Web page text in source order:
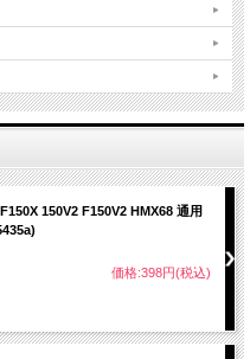
150V2 F150V2 HMX68 通用
価格:398円(税込)